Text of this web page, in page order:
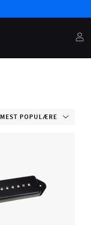
MEST POPULÆRE